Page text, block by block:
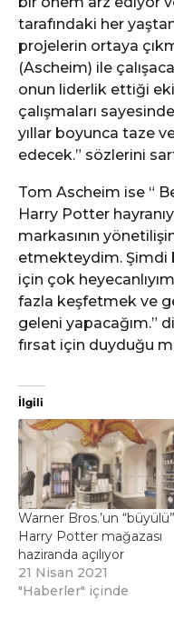
tarafındaki her
projelerin ortaya
(Ascheim) ile
onun liderlik ettiği
çalışmaları
yıllar boyunca taze
edecek.” sözlerini
Tom Ascheim ise “
Harry Potter
markasının
etmekteydim. Şimdi
için çok
fazla keşfetmek ve
geleni yapacağım.”
fırsat için duyduğu
İlgili
Warner Bros.’un “büyülü”
Harry Potter mağazası
haziranda açılıyor
21 Nisan 2021
"Haberler" içinde